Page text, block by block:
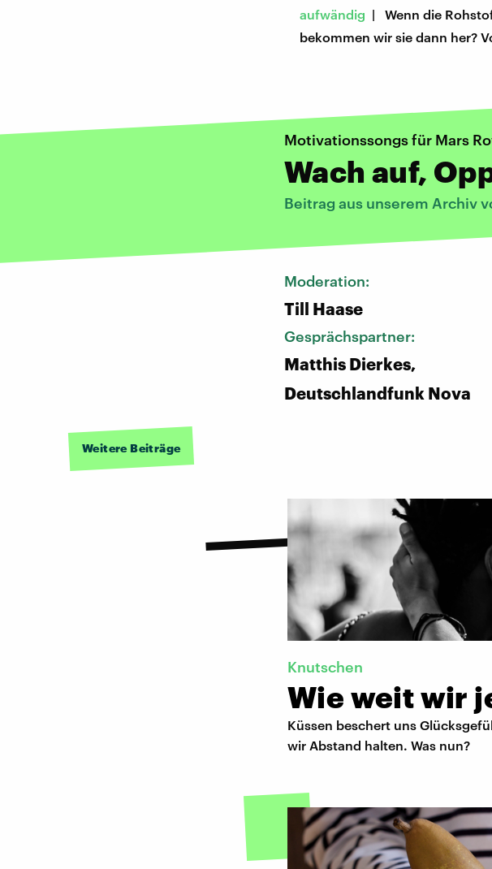
aufwändig | Wenn die
bekommen wir sie dann her?
Motivationssongs für Mars
Wach auf,
Beitrag aus unserem Archiv
Moderation:
Till Haase
Gesprächspartner:
Matthis Dierkes,
Deutschlandfunk Nova
Weitere Beiträge
Knutschen
Wie weit wir
Küssen beschert uns
wir Abstand halten. Was nun?